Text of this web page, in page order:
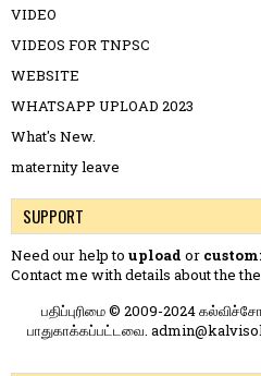
VIDEO
VIDEOS FOR TNPSC
WEBSITE
WHATSAPP UPLOAD 2023
What's New.
maternity leave
SUPPORT
Need our help to upload or
Contact me with details about the
பதிப்புரிமை © 2009-2024
பாதுகாக்கப்பட்டவை.